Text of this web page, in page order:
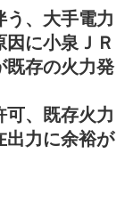
う、大手電力
に小泉ＪＲ
既存の火力発
可、既存火力
出力に余裕が